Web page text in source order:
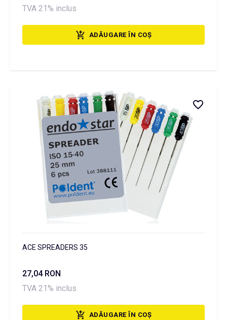
TVA 21% inclus
ADĂUGARE ÎN COȘ
ACE SPREADERS 35
27,04 RON
TVA 21% inclus
ADĂUGARE ÎN COȘ